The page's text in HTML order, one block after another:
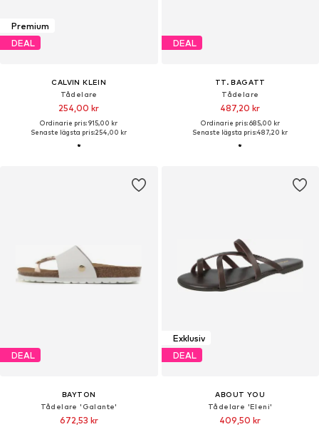
Premium
DEAL
CALVIN KLEIN
Tådelare
254,00 kr
Ordinarie pris: 915,00 kr
Senaste lägsta pris:254,00 kr
DEAL
TT. BAGATT
Tådelare
487,20 kr
Ordinarie pris: 685,00 kr
Senaste lägsta pris:487,20 kr
DEAL
BAYTON
Tådelare 'Galante'
672,53 kr
Exklusiv
DEAL
ABOUT YOU
Tådelare 'Eleni'
409,50 kr